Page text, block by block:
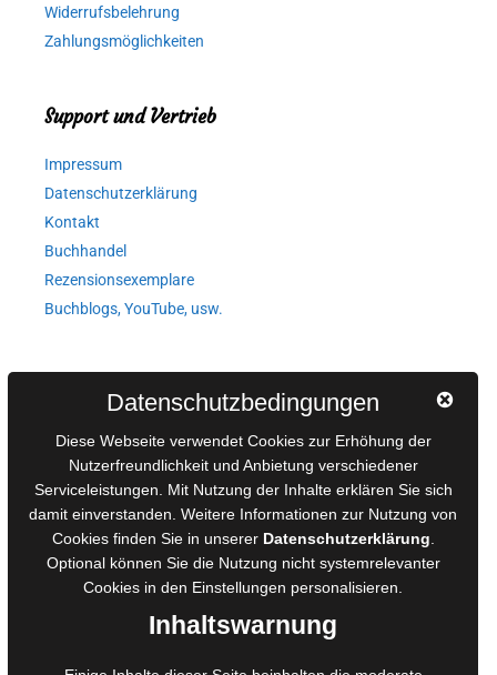
Widerrufsbelehrung
Zahlungsmöglichkeiten
Support und Vertrieb
Impressum
Datenschutzerklärung
Kontakt
Buchhandel
Rezensionsexemplare
Buchblogs, YouTube, usw.
AGB für Medienprojekte
Online-Artikel
Manuskripte einreichen
Ausschreibungen
Belegexemplare
Eigenbedarfsexemplare
Datenschutzbedingungen
Diese Webseite verwendet Cookies zur Erhöhung der
Nutzerfreundlichkeit und Anbietung verschiedener
Serviceleistungen. Mit Nutzung der Inhalte erklären Sie sich
damit einverstanden. Weitere Informationen zur Nutzung von
Cookies finden Sie in unserer Datenschutzerklärung
Optional können Sie die Nutzung nicht systemrelevanter
Cookies in den Einstellungen personalisieren.
Inhaltswarnung